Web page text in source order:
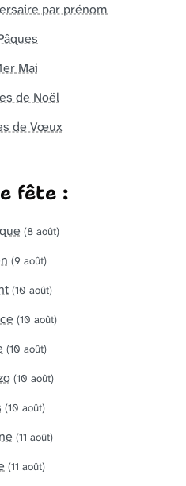
par prénom
Mai
de Noël
de Vœux
fête :
(8 août)
(9 août)
(10 août)
(10 août)
(10 août)
(10 août)
(10 août)
(11 août)
(11 août)